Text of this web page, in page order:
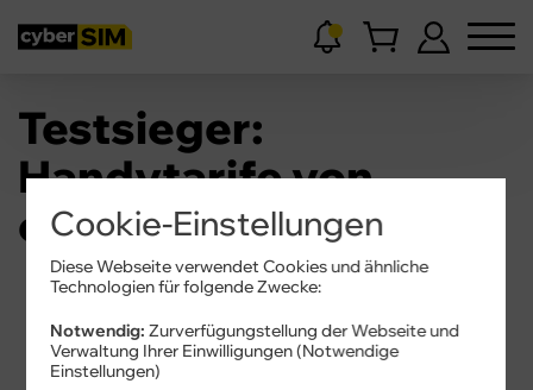
Testsieger:
Handytarife von
cyberSIM
Cookie-Einstellungen
Diese Webseite verwendet Cookies und ähnliche
Technologien für folgende Zwecke:
Notwendig: Zurverfügungstellung der Webseite und
Verwaltung Ihrer Einwilligungen (Notwendige
Einstellungen)